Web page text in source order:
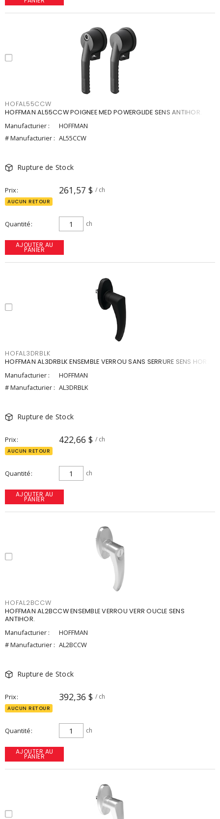
HOFAL55CCW
HOFFMAN AL55CCW POIGNEE MED POWERGLIDE SENS ANTIHOR.
Manufacturier :
HOFFMAN
# Manufacturier : AL55CCW
Rupture de Stock
Prix 261,57 $ / ch
AUCUN RETOUR
Quantité ch
AJOUTER AU
PANIER
HOFAL3DRBLK
HOFFMAN AL3DRBLK ENSEMBLE VERROU SANS SERRURE SENS HOR.
Manufacturier :
HOFFMAN
# Manufacturier : AL3DRBLK
Rupture de Stock
Prix 422,66 $ / ch
AUCUN RETOUR
Quantité ch
AJOUTER AU
PANIER
HOFAL2BCCW
HOFFMAN AL2BCCW ENSEMBLE VERROU VERR OUCLE SENS
ANTIHOR.
Manufacturier :
HOFFMAN
# Manufacturier : AL2BCCW
Rupture de Stock
Prix 392,36 $ / ch
AUCUN RETOUR
Quantité ch
AJOUTER AU
PANIER